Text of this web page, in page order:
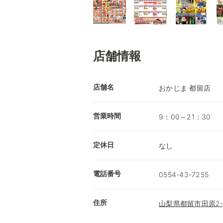
店舗情報
店舗名 おかじま 都留店
営業時間 9：00～21：30
定休日 なし
電話番号 0554-43-7255
住所 山梨県都留市田原